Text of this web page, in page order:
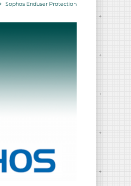
Sophos Enduser Protection